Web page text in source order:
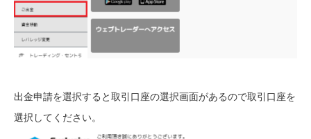
出金申請を選択すると取引口座の選択画面があるので取引口座を
選択してください。